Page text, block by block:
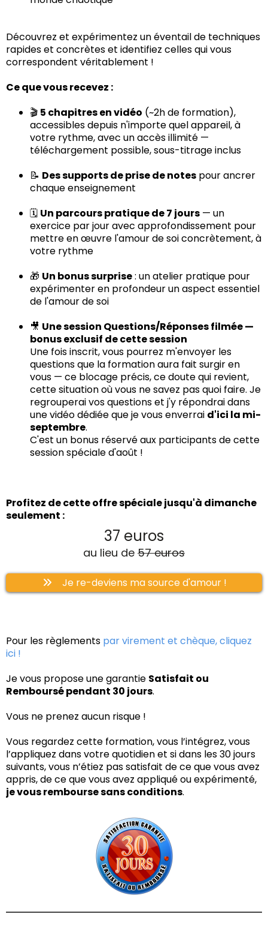
Découvrez et expérimentez un éventail de techniques
rapides et concrètes et identifiez celles qui vous
correspondent véritablement !
Ce que vous recevez :
🎬 5 chapitres en vidéo (~2h de formation),
accessibles depuis n'importe quel appareil, à
votre rythme, avec un accès illimité —
téléchargement possible, sous-titrage inclus
📝 Des supports de prise de notes pour ancrer
chaque enseignement
🗓️ Un parcours pratique de 7 jours — un
exercice par jour avec approfondissement pour
mettre en œuvre l'amour de soi concrètement, à
votre rythme
🎁 Un bonus surprise: un atelier pratique pour
expérimenter en profondeur un aspect essentiel
de l'amour de soi
🎥 Une session Questions/Réponses filmée —
bonus exclusif de cette session
Une fois inscrit, vous pourrez m'envoyer les
questions que la formation aura fait surgir en
vous — ce blocage précis, ce doute qui revient,
cette situation où vous ne savez pas quoi faire. Je
regrouperai vos questions et j'y répondrai dans
une vidéo dédiée que je vous enverrai d'ici la mi-
septembre.
C'est un bonus réservé aux participants de cette
session spéciale d'août !
Profitez de cette offre spéciale jusqu'à dimanche
seulement :
37 euros
au lieu de 57 euros
Je re-deviens ma source d'amour !
Pour les règlements par virement et chèque, cliquez
ici !
Je vous propose une garantie Satisfait ou
Remboursé pendant 30 jours.
Vous ne prenez aucun risque !
Vous regardez cette formation, vous l’intégrez, vous
l’appliquez dans votre quotidien et si dans les 30 jours
suivants, vous n’étiez pas satisfait de ce que vous avez
appris, de ce que vous avez appliqué ou expérimenté,
je vous rembourse sans conditions.